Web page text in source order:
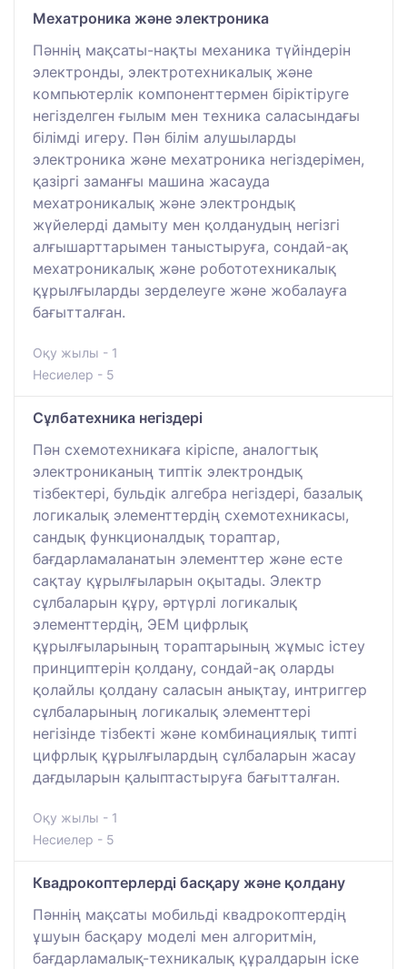
Мехатроника және электроника
Пәннің мақсаты-нақты механика түйіндерін
электронды, электротехникалық және
компьютерлік компоненттермен біріктіруге
негізделген ғылым мен техника саласындағы
білімді игеру. Пән білім алушыларды
электроника және мехатроника негіздерімен,
қазіргі заманғы машина жасауда
мехатроникалық және электрондық
жүйелерді дамыту мен қолданудың негізгі
алғышарттарымен таныстыруға, сондай-ақ
мехатроникалық және робототехникалық
құрылғыларды зерделеуге және жобалауға
бағытталған.
Оқу жылы - 1
Несиелер - 5
Сұлбатехника негіздері
Пән схемотехникаға кіріспе, аналогтық
электрониканың типтік электрондық
тізбектері, бульдік алгебра негіздері, базалық
логикалық элементтердің схемотехникасы,
сандық функционалдық тораптар,
бағдарламаланатын элементтер және есте
сақтау құрылғыларын оқытады. Электр
сұлбаларын құру, әртүрлі логикалық
элементтердің, ЭЕМ цифрлық
құрылғыларының тораптарының жұмыс істеу
принциптерін қолдану, сондай-ақ оларды
қолайлы қолдану саласын анықтау, интриггер
сұлбаларының логикалық элементтері
негізінде тізбекті және комбинациялық типті
цифрлық құрылғылардың сұлбаларын жасау
дағдыларын қалыптастыруға бағытталған.
Оқу жылы - 1
Несиелер - 5
Квадрокоптерлерді басқару және қолдану
Пәннің мақсаты мобильді квадрокоптердің
ұшуын басқару моделі мен алгоритмін,
бағдарламалық-техникалық құралдарын іске